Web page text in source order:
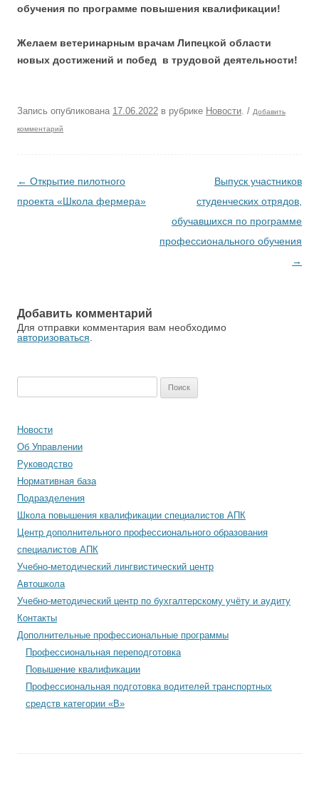
обучения по программе повышения квалификации!
Желаем ветеринарным врачам Липецкой области
новых достижений и побед в трудовой деятельности!
Запись опубликована 17.06.2022 в рубрике Новости. / Добавить
комментарий
Навигация по записям
← Открытие пилотного
проекта «Школа фермера»
Выпуск участников
студенческих отрядов,
обучавшихся по программе
профессионального обучения
→
Добавить комментарий
Для отправки комментария вам необходимо
авторизоваться.
Новости
Об Управлении
Руководство
Нормативная база
Подразделения
Школа повышения квалификации специалистов АПК
Центр дополнительного профессионального образования
специалистов АПК
Учебно-методический лингвистический центр
Автошкола
Учебно-методический центр по бухгалтерскому учёту и аудиту
Контакты
Дополнительные профессиональные программы
Профессиональная переподготовка
Повышение квалификации
Профессиональная подготовка водителей транспортных
средств категории «В»